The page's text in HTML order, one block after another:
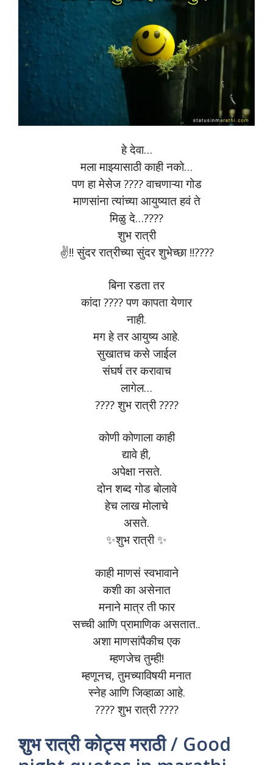
हे देवा…
मला माझ्यासाठी काही नको…
पण हा मेसेज ???? वाचणाऱ्या गोड
माणसांना त्यांच्या आयुष्यात हवं ते
मिळु दे…????
शुभ रात्री
✌️!! सुंदर रात्रीच्या सुंदर शुभेच्छा !!????
बिना रडता तर
कांदा ???? पण कापता येणार
नाही.
मग हे तर आयुष्य आहे.
सुखातच कसे जाईल
संघर्ष तर करावाच
लागेल…
???? शुभ रात्री ????
कोणी कोणाला काही
द्यावे ही,
अपेक्षा नसते.
दोन शब्द गोड बोलावे
हेच लाख मोलाचे
असते.
✨शुभ रात्री ✨
काही माणसं स्वभावाने
कशी का असेनात
मनाने मात्र ती फार
सच्ची आणि प्रामाणिक असतात..
अशा माणसांपैकीच एक
म्हणजेच तुम्ही!
म्हणूनच, तुमच्याविषयी मनात
स्नेह आणि जिव्हाळा आहे.
???? शुभ रात्री ????
शुभ रात्री कोट्स मराठी / Good